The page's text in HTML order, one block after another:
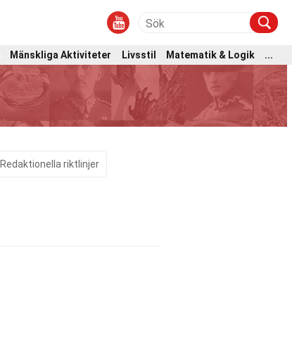
Mänskliga Aktiviteter Livsstil Matematik & Logik
...
Redaktionella riktlinjer